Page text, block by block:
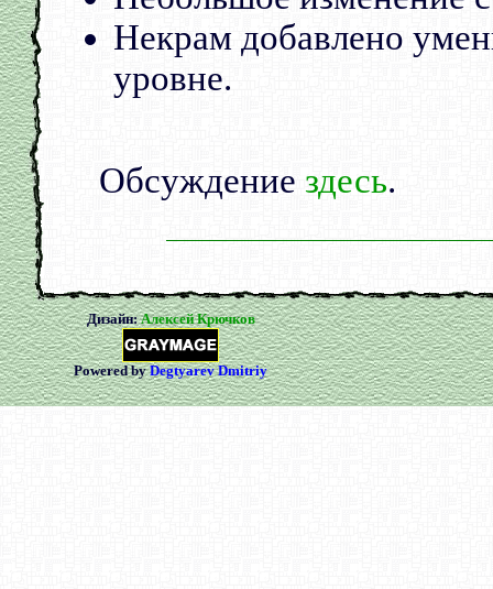
Некрам добавлено
уровне.
Обсуждение здесь.
Дизайн:Алексей Крючков
Powered byDegtyarev Dmitriy